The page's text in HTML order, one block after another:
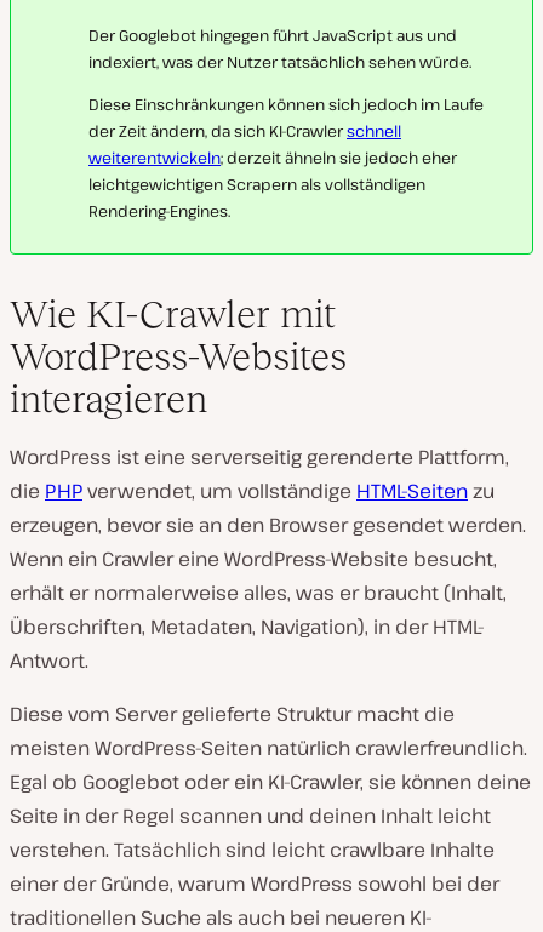
Der Googlebot hingegen führt JavaScript aus und
indexiert, was der Nutzer tatsächlich sehen würde.
Diese Einschränkungen können sich jedoch im Laufe
der Zeit ändern, da sich KI-Crawlerschnell
weiterentwickeln; derzeit ähneln sie jedoch eher
leichtgewichtigenScrapernals vollständigen
Rendering-Engines.
Wie KI-Crawler mit
WordPress-Websites
interagieren
WordPress ist eine serverseitig gerenderte Plattform,
die PHPverwendet, um vollständige HTML-Seitenzu
erzeugen, bevor sie an den Browser gesendet werden.
Wenn ein Crawler eine WordPress-Website besucht,
erhält er normalerweise alles, was er braucht (Inhalt,
Überschriften, Metadaten, Navigation), in der HTML-
Antwort.
Diese vom Server gelieferte Struktur macht die
meisten WordPress-Seiten natürlich crawlerfreundlich.
Egal ob Googlebot oder ein KI-Crawler, sie können deine
Seite in der Regel scannen und deinen Inhalt leicht
verstehen. Tatsächlich sind leicht crawlbare Inhalte
einer der Gründe, warum WordPress sowohl bei der
traditionellen Suche als auch bei neueren KI-